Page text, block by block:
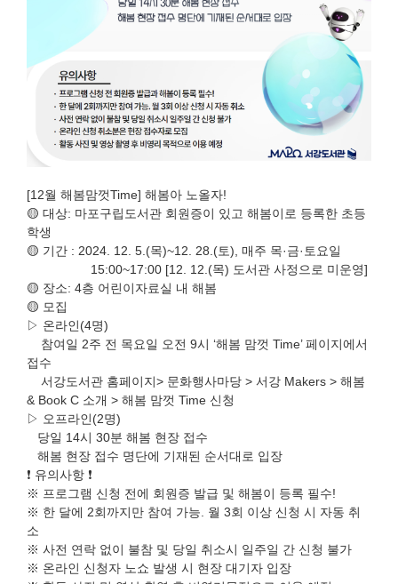
[12월 해봄맘껏Time] 해봄아 노올자!
🟡 대상: 마포구립도서관 회원증이 있고 해봄이로 등록한 초등
학생
🟡 기간 : 2024. 12. 5.(목)~12. 28.(토), 매주 목·금·토요일
15:00~17:00 [12. 12.(목) 도서관 사정으로 미운영]
🟡 장소: 4층 어린이자료실 내 해봄
🟡 모집
▷ 온라인(4명)
참여일 2주 전 목요일 오전 9시 ‘해봄 맘껏 Time’ 페이지에서
접수
서강도서관 홈페이지> 문화행사마당 > 서강 Makers > 해봄
& Book C 소개 > 해봄 맘껏 Time 신청
▷ 오프라인(2명)
당일 14시 30분 해봄 현장 접수
해봄 현장 접수 명단에 기재된 순서대로 입장
❗ 유의사항 ❗
※ 프로그램 신청 전에 회원증 발급 및 해봄이 등록 필수!
※ 한 달에 2회까지만 참여 가능. 월 3회 이상 신청 시 자동 취
소
※ 사전 연락 없이 불참 및 당일 취소시 일주일 간 신청 불가
※ 온라인 신청자 노쇼 발생 시 현장 대기자 입장